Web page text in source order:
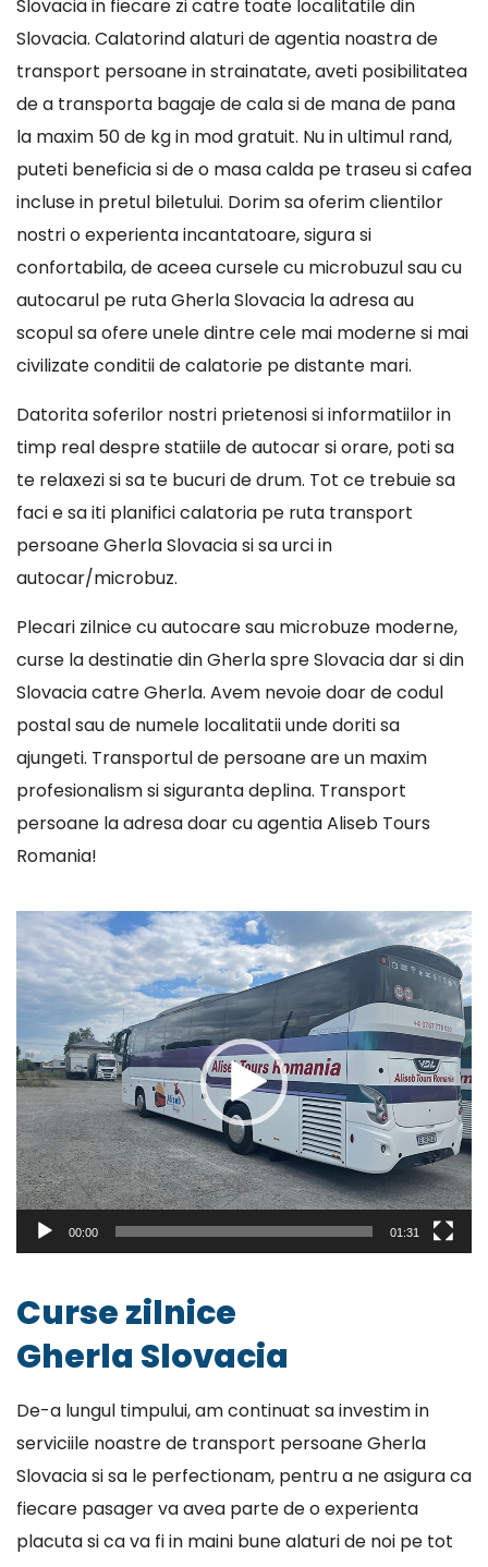
Slovacia in fiecare zi catre toate localitatile din
Slovacia. Calatorind alaturi de agentia noastra de
transport persoane in strainatate, aveti posibilitatea
de a transporta bagaje de cala si de mana de pana
la maxim 50 de kg in mod gratuit. Nu in ultimul rand,
puteti beneficia si de o masa calda pe traseu si cafea
incluse in pretul biletului. Dorim sa oferim clientilor
nostri o experienta incantatoare, sigura si
confortabila, de aceea cursele cu microbuzul sau cu
autocarul pe ruta Gherla Slovacia la adresa au
scopul sa ofere unele dintre cele mai moderne si mai
civilizate conditii de calatorie pe distante mari.
Datorita soferilor nostri prietenosi si informatiilor in
timp real despre statiile de autocar si orare, poti sa
te relaxezi si sa te bucuri de drum. Tot ce trebuie sa
faci e sa iti planifici calatoria pe ruta transport
persoane Gherla Slovacia si sa urci in
autocar/microbuz.
Plecari zilnice cu autocare sau microbuze moderne,
curse la destinatie din Gherla spre Slovacia dar si din
Slovacia catre Gherla. Avem nevoie doar de codul
postal sau de numele localitatii unde doriti sa
ajungeti. Transportul de persoane are un maxim
profesionalism si siguranta deplina. Transport
persoane la adresa doar cu agentia Aliseb Tours
Romania!
Player
video
00:00 01:31
Curse zilnice
Gherla Slovacia
De-a lungul timpului, am continuat sa investim in
serviciile noastre de transport persoane Gherla
Slovacia si sa le perfectionam, pentru a ne asigura ca
fiecare pasager va avea parte de o experienta
placuta si ca va fi in maini bune alaturi de noi pe tot